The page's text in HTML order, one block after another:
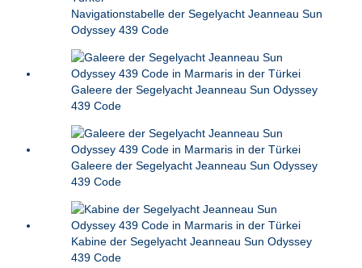
Navigationstabelle der Segelyacht Jeanneau Sun
Odyssey 439 Code
Galeere der Segelyacht Jeanneau Sun Odyssey
439 Code
Galeere der Segelyacht Jeanneau Sun Odyssey
439 Code
Kabine der Segelyacht Jeanneau Sun Odyssey
439 Code